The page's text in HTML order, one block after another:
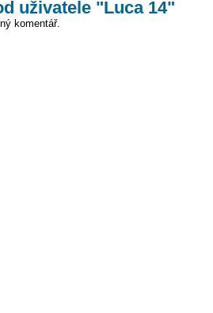
uživatele "Luca 14"
komentář.